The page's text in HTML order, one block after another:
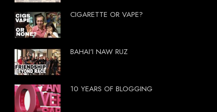
CIGARETTE OR VAPE?
BAHAI'I NAW RUZ
10 YEARS OF BLOGGING